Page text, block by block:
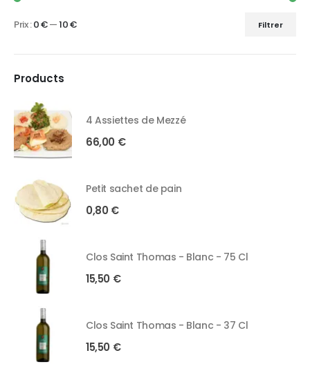
Filtrer
Prix :0 €—10 €
Products
4 Assiettes de Mezzé
66,00 €
Petit sachet de pain
0,80 €
Clos Saint Thomas - Blanc - 75 Cl
15,50 €
Clos Saint Thomas - Blanc - 37 Cl
15,50 €